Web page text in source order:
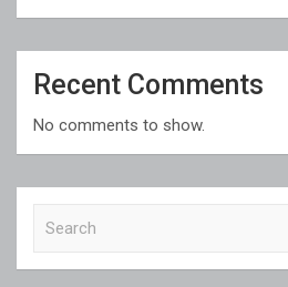
Recent Comments
No comments to show.